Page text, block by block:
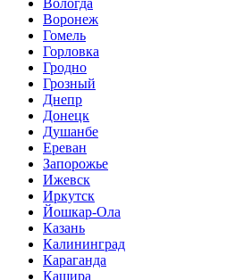
Воронеж
Гомель
Горловка
Гродно
Грозный
Днепр
Донецк
Душанбе
Ереван
Запорожье
Ижевск
Иркутск
Йошкар-Ола
Казань
Калининград
Караганда
Кашира